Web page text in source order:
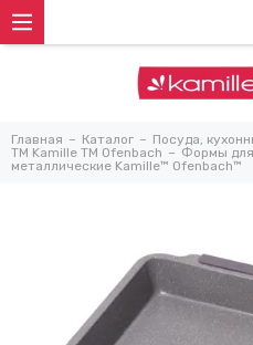
Главная Каталог
Посуда,
TM Kamille TM Ofenbach
Формы для
металлические Kamille™ Ofenbach™